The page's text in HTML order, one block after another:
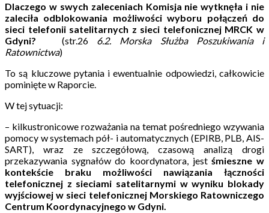
Dlaczego w swych zaleceniach Komisja nie wytknęła i nie
zaleciła odblokowania możliwości wyboru połączeń do
sieci telefonii satelitarnych z sieci telefonicznej MRCK w
Gdyni? (str.26 6.2. Morska Służba Poszukiwania i
Ratownictwa)
To są kluczowe pytania i ewentualnie odpowiedzi, całkowicie
pominięte w Raporcie.
W tej sytuacji:
– kilkustronicowe rozważania na temat pośredniego wzywania
pomocy w systemach pół- i automatycznych (EPIRB, PLB, AIS-
SART), wraz ze szczegółową, czasową analizą drogi
przekazywania sygnałów do koordynatora, jestśmieszne w
kontekście braku możliwości nawiązania łączności
telefonicznej z sieciami satelitarnymi w wyniku blokady
wyjściowej w sieci telefonicznej Morskiego Ratowniczego
Centrum Koordynacyjnego w Gdyni.